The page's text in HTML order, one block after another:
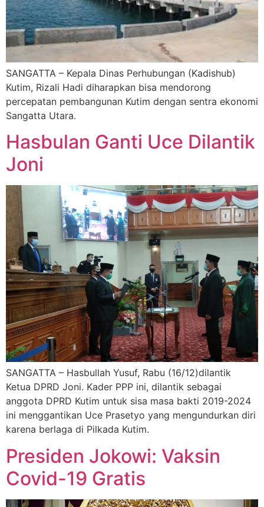
SANGATTA – Kepala Dinas Perhubungan (Kadishub)
Kutim, Rizali Hadi diharapkan bisa mendorong
percepatan pembangunan Kutim dengan sentra ekonomi
Sangatta Utara.
Hasbulan Ganti Uce Dilantik
Joni
SANGATTA – Hasbullah Yusuf, Rabu (16/12)dilantik
Ketua DPRD Joni. Kader PPP ini, dilantik sebagai
anggota DPRD Kutim untuk sisa masa bakti 2019-2024
ini menggantikan Uce Prasetyo yang mengundurkan diri
karena berlaga di Pilkada Kutim.
Presiden Jokowi: Vaksin
Covid-19 Gratis